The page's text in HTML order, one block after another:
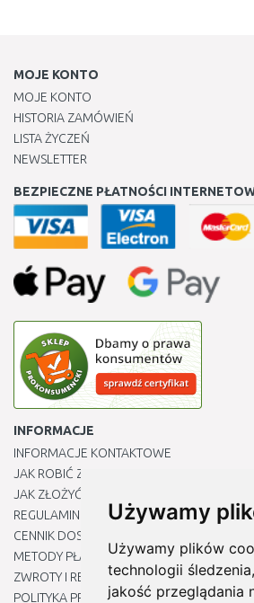
Używamy
Używamy plików
technologii
jakość przeglądania
MOJE KONTO
MOJE KONTO
HISTORIA ZAMÓWIEŃ
LISTA ŻYCZEŃ
NEWSLETTER
BEZPIECZNE PŁATNOŚCI
INFORMACJE
INFORMACJE KONTAKTOWE
JAK ROBIĆ ZAKUPY ?
JAK ZŁOŻYĆ REKLAMACJĘ
REGULAMIN
CENNIK DOSTAWY
METODY PŁATNOŚCI
ZWROTY I REKLAMACJE PRODUKTÓW
POLITYKA PRYWATNOŚCI